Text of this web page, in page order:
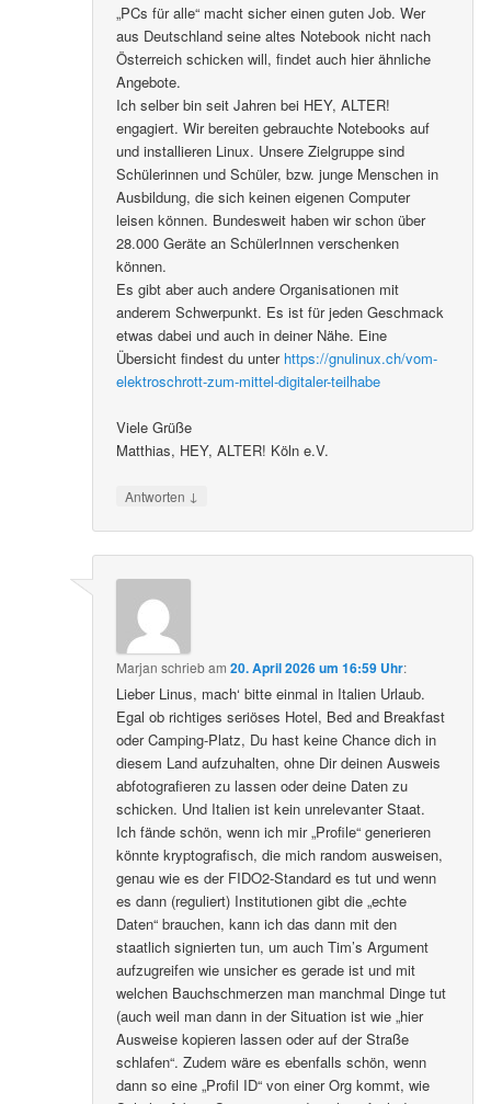
„PCs für alle“ macht sicher einen guten Job. Wer
aus Deutschland seine altes Notebook nicht nach
Österreich schicken will, findet auch hier ähnliche
Angebote.
Ich selber bin seit Jahren bei HEY, ALTER!
engagiert. Wir bereiten gebrauchte Notebooks auf
und installieren Linux. Unsere Zielgruppe sind
Schülerinnen und Schüler, bzw. junge Menschen in
Ausbildung, die sich keinen eigenen Computer
leisen können. Bundesweit haben wir schon über
28.000 Geräte an SchülerInnen verschenken
können.
Es gibt aber auch andere Organisationen mit
anderem Schwerpunkt. Es ist für jeden Geschmack
etwas dabei und auch in deiner Nähe. Eine
Übersicht findest du unter https://gnulinux.ch/vom-
elektroschrott-zum-mittel-digitaler-teilhabe
Viele Grüße
Matthias, HEY, ALTER! Köln e.V.
Antworten ↓
Marjan schriebam20. April 2026 um 16:59 Uhr:
Lieber Linus, mach‘ bitte einmal in Italien Urlaub.
Egal ob richtiges seriöses Hotel, Bed and Breakfast
oder Camping-Platz, Du hast keine Chance dich in
diesem Land aufzuhalten, ohne Dir deinen Ausweis
abfotografieren zu lassen oder deine Daten zu
schicken. Und Italien ist kein unrelevanter Staat.
Ich fände schön, wenn ich mir „Profile“ generieren
könnte kryptografisch, die mich random ausweisen,
genau wie es der FIDO2-Standard es tut und wenn
es dann (reguliert) Institutionen gibt die „echte
Daten“ brauchen, kann ich das dann mit den
staatlich signierten tun, um auch Tim’s Argument
aufzugreifen wie unsicher es gerade ist und mit
welchen Bauchschmerzen man manchmal Dinge tut
(auch weil man dann in der Situation ist wie „hier
Ausweise kopieren lassen oder auf der Straße
schlafen“. Zudem wäre es ebenfalls schön, wenn
dann so eine „Profil ID“ von einer Org kommt, wie